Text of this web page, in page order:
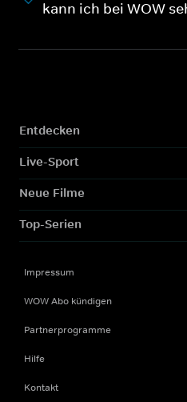
kann ich bei WOW
Entdecken
Live-Sport
Neue Filme
Top-Serien
Impressum
WOW Abo kündigen
Partnerprogramme
Hilfe
Kontakt